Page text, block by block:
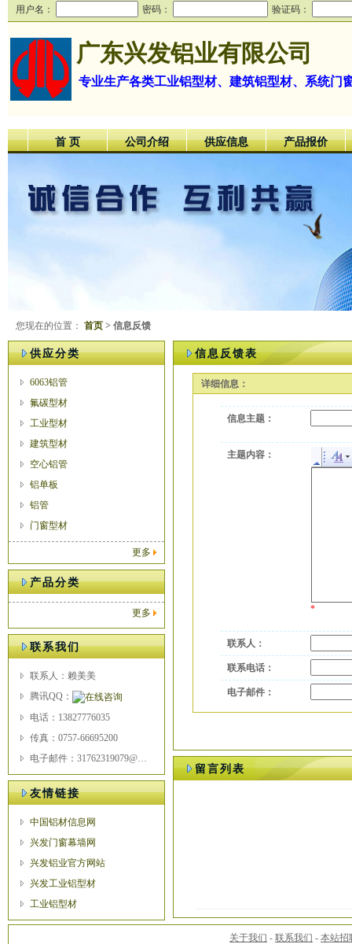
用户名： 密码： 验证码：
广东兴发铝业有限公司
专业生产各类工业铝型材、建筑铝型材、系统门
首 页 公司介绍 供应信息 产品报价
您现在的位置： 首页 > 信息反馈
供应分类
6063铝管
氟碳型材
工业型材
建筑型材
空心铝管
铝单板
铝管
门窗型材
更多
产品分类
更多
联系我们
联系人：赖美美
腾讯QQ：
电话：13827776035
传真：0757-66695200
电子邮件：31762319079@qq.com
友情链接
中国铝材信息网
兴发门窗幕墙网
兴发铝业官方网站
兴发工业铝型材
工业铝型材
信息反馈表
详细信息：
信息主题：
主题内容：
*
联系人：
联系电话：
电子邮件：
留言列表
关于我们 - 联系我们 - 本站招